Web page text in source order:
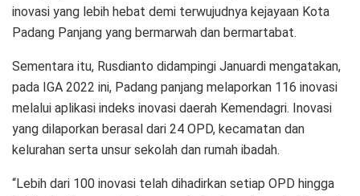
inovasi yang lebih hebat demi terwujudnya kejayaan Kota
Padang Panjang yang bermarwah dan bermartabat.
Sementara itu, Rusdianto didampingi Januardi mengatakan,
pada IGA 2022 ini, Padang panjang melaporkan 116 inovasi
melalui aplikasi indeks inovasi daerah Kemendagri. Inovasi
yang dilaporkan berasal dari 24 OPD, kecamatan dan
kelurahan serta unsur sekolah dan rumah ibadah.
“Lebih dari 100 inovasi telah dihadirkan setiap OPD hingga